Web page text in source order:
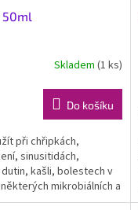
50ml
Skladem (1 ks)
Do košíku
při chřipkách,
sinusitidách,
kašli, bolestech v
mikrobiálních a